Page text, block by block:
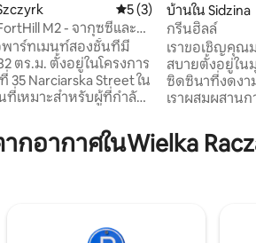
คะแนนเฉลี่ย 5 จาก 5, 3 รี
5 (3)
M2 - จากุซซี่และ
พาร์ทเมนท์สองชั้นที่มี
ตร.ม. ตั้งอยู่ในโครงการ
Narciarska Street ใน
ที่เหมาะสำหรับผู้ที่กำลัง
องยอดเขาเบสกิด
มัย หน้าต่างแบบพาโนรา
มนท์อย่างไม่ต้องสงสัย
บ้านใน Sidzina
กรีนฮิลล์
เราขอเชิญคุณ
สบายตั้งอยู่ใน
ซิดซินาที่งดงา
เราผสมผสานก
สบาย หน้าต่าง
มองเห็นวิวเนิน
ได้ ผ่อนคลายใ
อากาศในWielka